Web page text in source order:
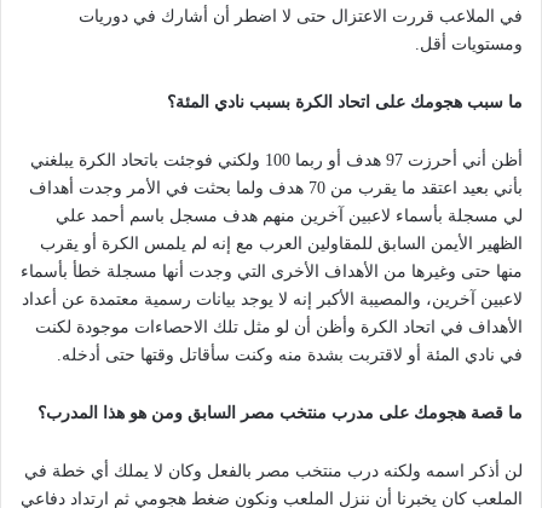
في الملاعب قررت الاعتزال حتى لا اضطر أن أشارك في دوريات
ومستويات أقل.
ما سبب هجومك على اتحاد الكرة بسبب نادي المئة؟
أظن أني أحرزت 97 هدف أو ربما 100 ولكني فوجئت باتحاد الكرة يبلغني
بأني بعيد اعتقد ما يقرب من 70 هدف ولما بحثت في الأمر وجدت أهداف
لي مسجلة بأسماء لاعبين آخرين منهم هدف مسجل باسم أحمد علي
الظهير الأيمن السابق للمقاولين العرب مع إنه لم يلمس الكرة أو يقرب
منها حتى وغيرها من الأهداف الأخرى التي وجدت أنها مسجلة خطأ بأسماء
لاعبين آخرين، والمصيبة الأكبر إنه لا يوجد بيانات رسمية معتمدة عن أعداد
الأهداف في اتحاد الكرة وأظن أن لو مثل تلك الاحصاءات موجودة لكنت
في نادي المئة أو لاقتربت بشدة منه وكنت سأقاتل وقتها حتى أدخله.
ما قصة هجومك على مدرب منتخب مصر السابق ومن هو هذا المدرب؟
لن أذكر اسمه ولكنه درب منتخب مصر بالفعل وكان لا يملك أي خطة في
الملعب كان يخبرنا أن ننزل الملعب ونكون ضغط هجومي ثم ارتداد دفاعي